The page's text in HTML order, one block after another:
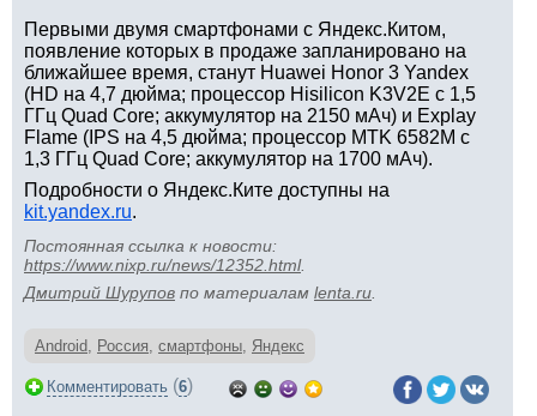
Первыми двумя смартфонами с Яндекс.Китом,
появление которых в продаже запланировано на
ближайшее время, станут Huawei Honor 3 Yandex
(HD на 4,7 дюйма; процессор Hisilicon K3V2E с 1,5
ГГц Quad Core; аккумулятор на 2150 мАч) и Explay
Flame (IPS на 4,5 дюйма; процессор MTK 6582M с
1,3 ГГц Quad Core; аккумулятор на 1700 мАч).
Подробности о Яндекс.Ките доступны на
kit.yandex.ru.
Постоянная ссылка к новости:
https://www.nixp.ru/news/12352.html.
Дмитрий Шурупов по материалам lenta.ru
Android, Россия, смартфоны, Яндекс
Комментировать (6)